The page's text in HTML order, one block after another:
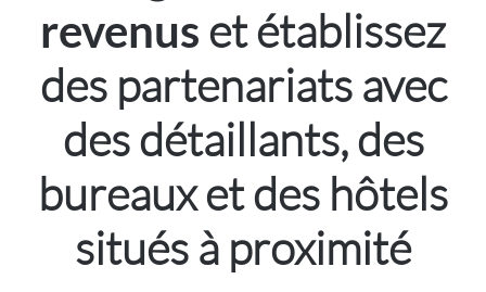
revenus et établissez
des partenariats avec
des détaillants, des
bureaux et des hôtels
situés à proximité